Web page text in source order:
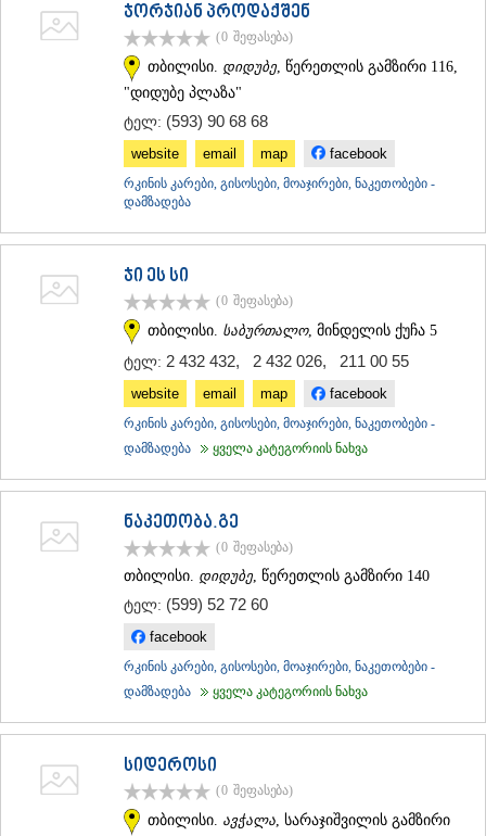
ჯორჯიან პროდაქშენ
(0 შეფასება)
თბილისი. დიდუბე , წერეთლის გამზირი 116,
"დიდუბე პლაზა"
ტელ: (593) 90 68 68
website email map facebook
რკინის კარები, გისოსები, მოაჯირები, ნაკეთობები -
დამზადება
ჯი ეს სი
(0 შეფასება)
თბილისი. საბურთალო, მინდელის ქუჩა 5
ტელ: 2 432 432, 2 432 026, 211 00 55
website email map facebook
რკინის კარები, გისოსები, მოაჯირები, ნაკეთობები -
დამზადება
ყველა კატეგორიის ნახვა
ნაკეთობა.გე
(0 შეფასება)
თბილისი. დიდუბე, წერეთლის გამზირი 140
ტელ: (599) 52 72 60
facebook
რკინის კარები, გისოსები, მოაჯირები, ნაკეთობები -
დამზადება
ყველა კატეგორიის ნახვა
სიდეროსი
(0 შეფასება)
თბილისი. ავჭალა , სარაჯიშვილის გამზირი